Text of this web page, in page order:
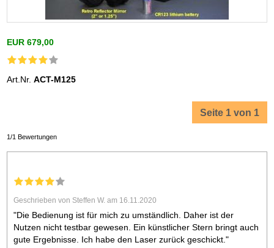
EUR 679,00
Art.Nr.ACT-M125
Seite 1 von 1
1/1 Bewertungen
Geschrieben von Steffen W. am 16.11.2020
"Die Bedienung ist für mich zu umständlich. Daher ist der
Nutzen nicht testbar gewesen. Ein künstlicher Stern bringt auch
gute Ergebnisse. Ich habe den Laser zurück geschickt."